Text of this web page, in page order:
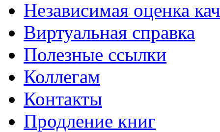
Независимая оценка
Виртуальная справка
Полезные ссылки
Коллегам
Контакты
Продление книг